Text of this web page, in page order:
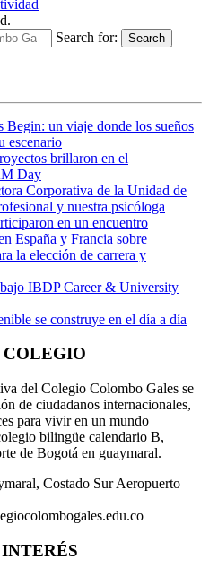
Search for:
Search
Begin: un viaje donde los sueños
escenario
brillaron en el
Day
Corporativa de la Unidad de
y nuestra psicóloga
en un encuentro
España y Francia sobre
la elección de carrera y
IBDP Career & University
se construye en el día a día
del Colegio Colombo Gales se
de ciudadanos internacionales,
para vivir en un mundo
bilingüe calendario B,
de Bogotá en guaymaral.
Costado Sur Aeropuerto